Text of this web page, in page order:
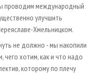
проводим международный
улучшить
Хмельницком.
не должно - мы накопили
хотим, как и что надо
которому по плечу